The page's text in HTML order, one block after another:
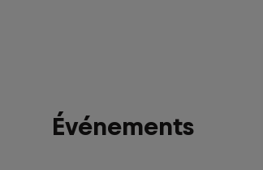
Événements